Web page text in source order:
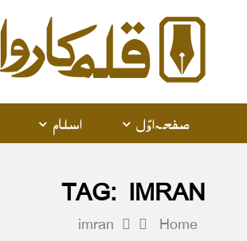
صفحہ اوّل اسلام
TAG: IMRAN
Home
imran